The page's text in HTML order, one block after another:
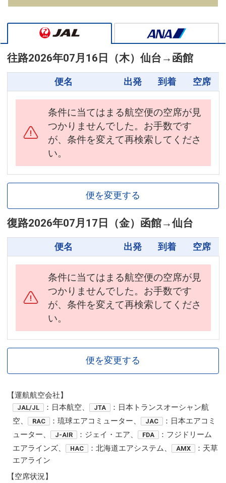
往路2026年07月16日（木） 仙台 → 函館
便名 出発 到着 空席
条件に当てはまる航空便の空席が見
つかりませんでした。お手数です
が、条件を変えて再検索してくださ
い。
便を変更する
復路2026年07月17日（金） 函館→仙台
便名 出発 到着 空席
条件に当てはまる航空便の空席が見
つかりませんでした。お手数です
が、条件を変えて再検索してくださ
い。
便を変更する
【運航航空会社】
JAL/JL ：日本航空、 JTA
：日本トランスオーシャン航
空、
RAC ：琉球エアコミューター、 JAC
：日本エアコミ
ューター、
J-AIR ：ジェイ・エア、 FDA
：フジドリーム
エアラインズ、
HAC ：北海道エアシステム、 AMX
：天草
エアライン
【空席状況】